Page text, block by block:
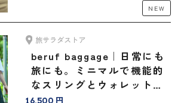
NEW
旅サラダストア
beruf baggage｜日常にも
旅にも。ミニマルで機能的
なスリングとウォレットバ
ッグ＜豊岡鞄®コラボ＞
16,500 円